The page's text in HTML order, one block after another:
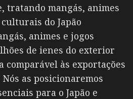
tratando mangás, animes
do Japão
animes e jogos
de ienes do exterior
comparável às exportações
as posicionaremos
para o Japão e